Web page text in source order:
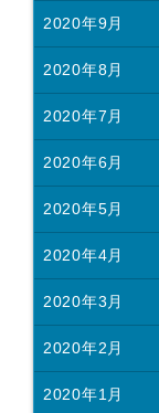
2020年9月
2020年8月
2020年7月
2020年6月
2020年5月
2020年4月
2020年3月
2020年2月
2020年1月